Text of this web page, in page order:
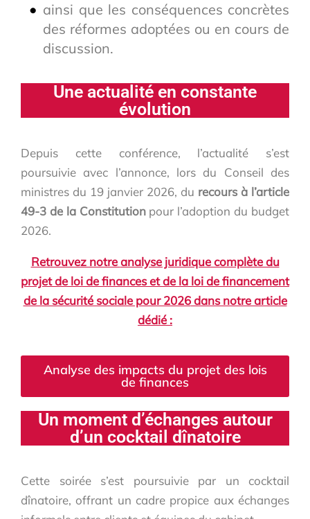
ainsi que les conséquences concrètes
des réformes adoptées ou en cours de
discussion.
Une actualité en constante
évolution
Depuis cette conférence, l’actualité s’est
poursuivie avec l’annonce, lors du Conseil des
ministres du 19 janvier 2026, du recours à l’article
49-3 de la Constitutionpour l’adoption du budget
2026.
Retrouvez notreanalyse juridique complète du
projet de loi de finances et de la loi de financement
de la sécurité sociale pour 2026dans notre article
dédié :
Analyse des impacts du projet des lois
de finances
Un moment d’échanges autour
d’un cocktail dînatoire
Cette soirée s’est poursuivie par un cocktail
dînatoire, offrant un cadre propice aux échanges